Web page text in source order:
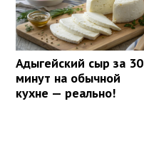
Адыгейский сыр за 30
минут на обычной
кухне — реально!